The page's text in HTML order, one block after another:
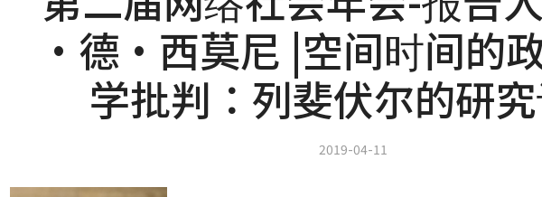
·德·西莫尼 |空间时间的
学批判：列斐伏尔的研
2019-04-11